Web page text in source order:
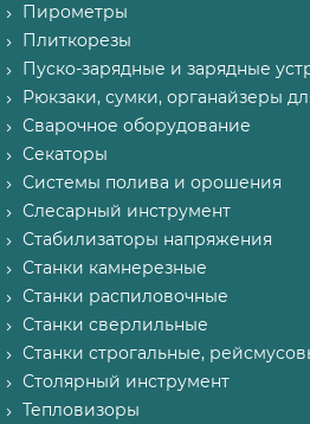
Пирометры
Плиткорезы
Пуско-зарядные и зарядные
Рюкзаки, сумки, органайзеры
Сварочное оборудование
Секаторы
Системы полива и орошения
Слесарный инструмент
Стабилизаторы напряжения
Станки камнерезные
Станки распиловочные
Станки сверлильные
Станки строгальные,
Столярный инструмент
Тепловизоры